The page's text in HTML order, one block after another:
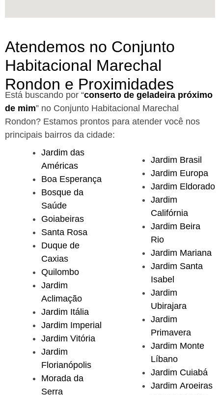
Atendemos no Conjunto
Habitacional Marechal
Rondon e Proximidades
Está buscando por “conserto de geladeira próximo
de mim” no Conjunto Habitacional Marechal
Rondon? Estamos prontos para atender você nos
principais bairros da cidade:
Jardim das
Américas
Boa Esperança
Bosque da
Saúde
Goiabeiras
Santa Rosa
Duque de
Caxias
Quilombo
Jardim
Aclimação
Jardim Itália
Jardim Imperial
Jardim Vitória
Jardim
Florianópolis
Morada da
Serra
Jardim Brasil
Jardim Europa
Jardim Eldorado
Jardim
Califórnia
Jardim Beira
Rio
Jardim Mariana
Jardim Santa
Isabel
Jardim
Ubirajara
Jardim
Primavera
Jardim Monte
Líbano
Jardim Cuiabá
Jardim Aroeiras